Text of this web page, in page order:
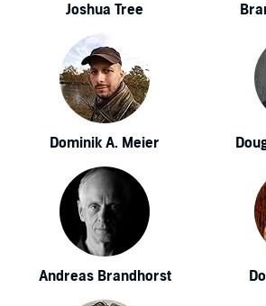
Joshua Tree
Dominik A. Meier
Andreas Brandhorst